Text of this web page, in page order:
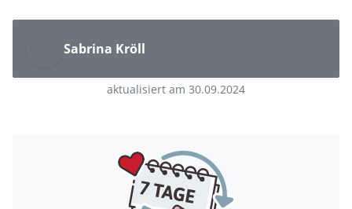
Sabrina Kröll
aktualisiert am 30.09.2024